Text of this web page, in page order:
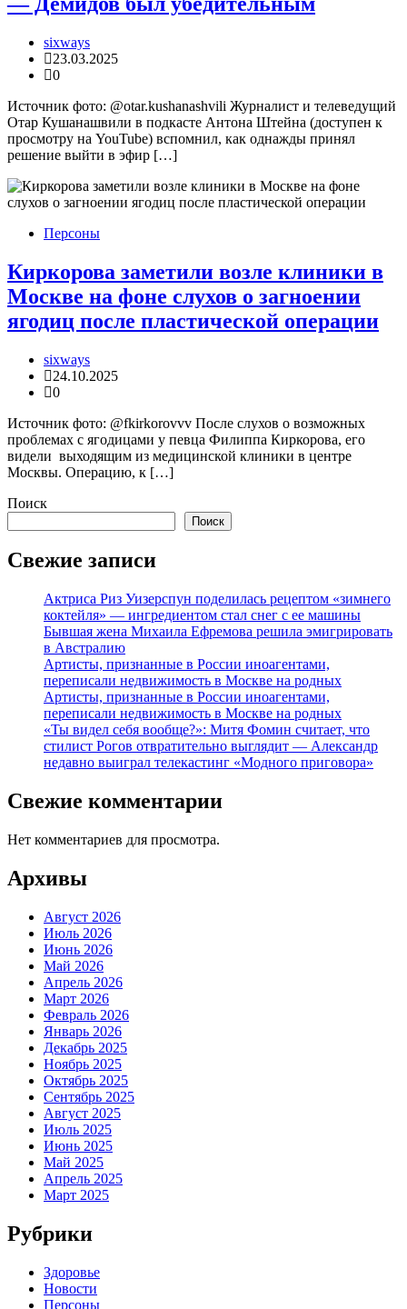
sixways
23.03.2025
0
Источник фото: @otar.kushanashvili Журналист и телеведущий
Отар Кушанашвили в подкасте Антона Штейна (доступен к
просмотру на YouTube) вспомнил, как однажды принял
решение выйти в эфир […]
Персоны
Киркорова заметили возле клиники в
Москве на фоне слухов о загноении
ягодиц после пластической операции
sixways
24.10.2025
0
Источник фото: @fkirkorovvv После слухов о возможных
проблемах с ягодицами у певца Филиппа Киркорова, его
видели выходящим из медицинской клиники в центре
Москвы. Операцию, к […]
Поиск
Поиск
Свежие записи
Актриса Риз Уизерспун поделилась рецептом «зимнего
коктейля» — ингредиентом стал снег с ее машины
Бывшая жена Михаила Ефремова решила эмигрировать
в Австралию
Артисты, признанные в России иноагентами,
переписали недвижимость в Москве на родных
Артисты, признанные в России иноагентами,
переписали недвижимость в Москве на родных
«Ты видел себя вообще?»: Митя Фомин считает, что
стилист Рогов отвратительно выглядит — Александр
недавно выиграл телекастинг «Модного приговора»
Свежие комментарии
Нет комментариев для просмотра.
Архивы
Август 2026
Июль 2026
Июнь 2026
Май 2026
Апрель 2026
Март 2026
Февраль 2026
Январь 2026
Декабрь 2025
Ноябрь 2025
Октябрь 2025
Сентябрь 2025
Август 2025
Июль 2025
Июнь 2025
Май 2025
Апрель 2025
Март 2025
Рубрики
Здоровье
Новости
Персоны